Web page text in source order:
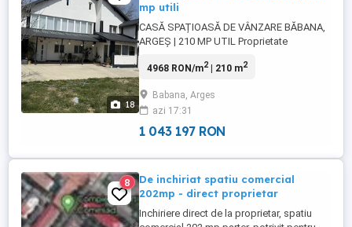
18
mp utili
CASĂ SPAȚIOASĂ DE VÂNZARE BĂBANA,
ARGEȘ | 210 MP UTIL Proprietate
județul Argeș**, într-o zonă liniștită,
pentru o familie numeroasă sau pentru cei
care își doresc confort, spațiu și natură.
Suprafata utilă: 210 mp Construită ...
4968 RON/m2| 210 m2
Babana, Arges
azi 17:31
1 043 197 RON
8
De inchiriat spatiu comercial
202mp - direct proprietar
Inchiriere direct de la proprietar, spatiu